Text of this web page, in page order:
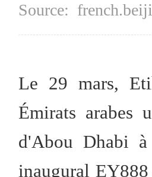
Source:
Le 29 mars,
Émirats arabes
d'Abou Dhabi
inaugural